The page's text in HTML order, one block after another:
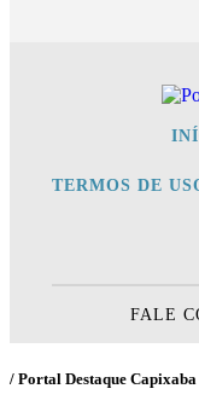
TERMOS DE
FALE
/ Portal Destaque Capixaba